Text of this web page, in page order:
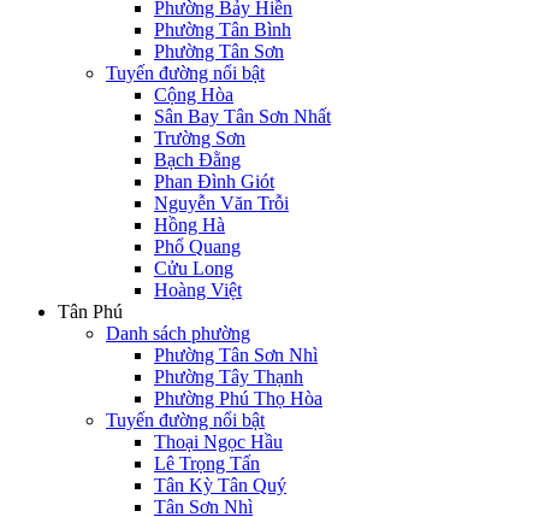
Phường Bảy Hiền
Phường Tân Bình
Phường Tân Sơn
Tuyến đường nổi bật
Cộng Hòa
Sân Bay Tân Sơn Nhất
Trường Sơn
Bạch Đằng
Phan Đình Giót
Nguyễn Văn Trỗi
Hồng Hà
Phổ Quang
Cửu Long
Hoàng Việt
Tân Phú
Danh sách phường
Phường Tân Sơn Nhì
Phường Tây Thạnh
Phường Phú Thọ Hòa
Tuyến đường nổi bật
Thoại Ngọc Hầu
Lê Trọng Tấn
Tân Kỳ Tân Quý
Tân Sơn Nhì